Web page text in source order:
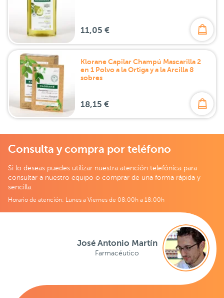
11,05 €
Klorane Capilar Champú Mascarilla 2
en 1 Polvo a la Ortiga y a la Arcilla 8
sobres
18,15 €
Consulta y compra por teléfono
Si lo deseas puedes utilizar nuestra atención telefónica para
consultar a nuestro equipo o comprar de una forma rápida y
sencilla.
Horario de atención: Lunes a Viernes de 08:00h a 18:00h
José Antonio Martín
Farmacéutico